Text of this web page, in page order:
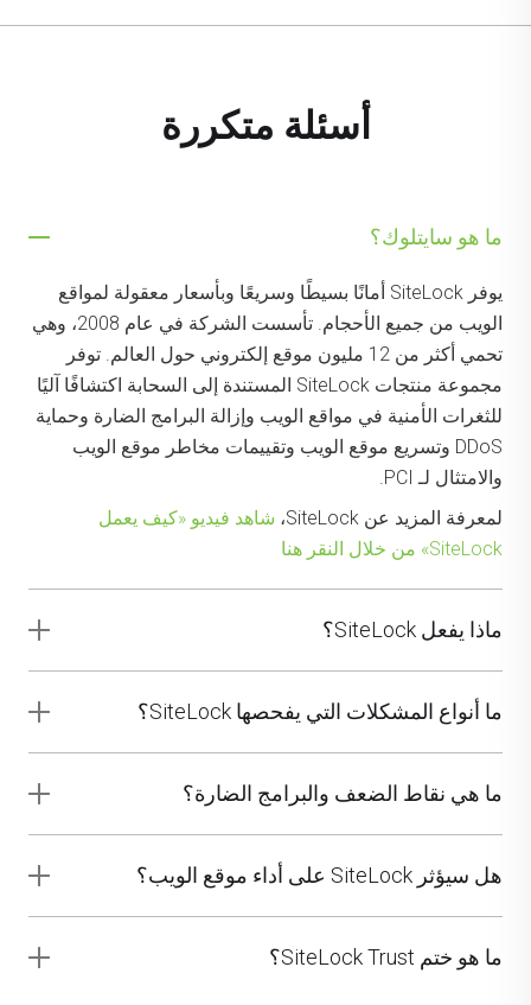
أسئلة متكررة
ما هو سايتلوك؟
يوفر SiteLock أمانًا بسيطًا وسريعًا وبأسعار معقولة لمواقع
الويب من جميع الأحجام. تأسست الشركة في عام 2008، وهي
تحمي أكثر من 12 مليون موقع إلكتروني حول العالم. توفر
مجموعة منتجات SiteLock المستندة إلى السحابة اكتشافًا آليًا
للثغرات الأمنية في مواقع الويب وإزالة البرامج الضارة وحماية
DDoS وتسريع موقع الويب وتقييمات مخاطر موقع الويب
والامتثال لـ PCI.
لمعرفة المزيد عن SiteLock،
شاهد فيديو «كيف يعمل
SiteLock» من خلال النقر هنا
ماذا يفعل SiteLock؟
ما أنواع المشكلات التي يفحصها SiteLock؟
ما هي نقاط الضعف والبرامج الضارة؟
هل سيؤثر SiteLock على أداء موقع الويب؟
ما هو ختم SiteLock Trust؟